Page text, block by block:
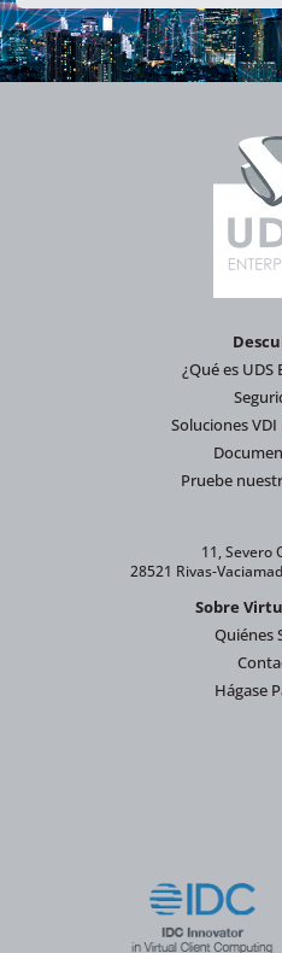
¿Qué es UDS
Soluciones
Pruebe
11, Severo
28521 Rivas-
Sobre
Quiénes
Hágase